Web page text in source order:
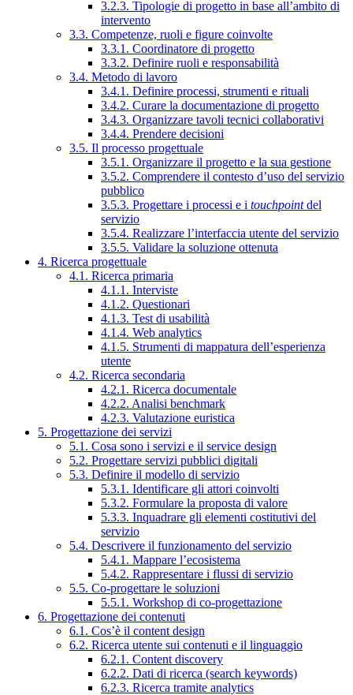
3.2.3. Tipologie di progetto in base all’ambito di
intervento
3.3. Competenze, ruoli e figure coinvolte
3.3.1. Coordinatore di progetto
3.3.2. Definire ruoli e responsabilità
3.4. Metodo di lavoro
3.4.1. Definire processi, strumenti e rituali
3.4.2. Curare la documentazione di progetto
3.4.3. Organizzare tavoli tecnici collaborativi
3.4.4. Prendere decisioni
3.5. Il processo progettuale
3.5.1. Organizzare il progetto e la sua gestione
3.5.2. Comprendere il contesto d’uso del servizio
pubblico
3.5.3. Progettare i processi e i touchpointdel
servizio
3.5.4. Realizzare l’interfaccia utente del servizio
3.5.5. Validare la soluzione ottenuta
4. Ricerca progettuale
4.1. Ricerca primaria
4.1.1. Interviste
4.1.2. Questionari
4.1.3. Test di usabilità
4.1.4. Web analytics
4.1.5. Strumenti di mappatura dell’esperienza
utente
4.2. Ricerca secondaria
4.2.1. Ricerca documentale
4.2.2. Analisi benchmark
4.2.3. Valutazione euristica
5. Progettazione dei servizi
5.1. Cosa sono i servizi e il service design
5.2. Progettare servizi pubblici digitali
5.3. Definire il modello di servizio
5.3.1. Identificare gli attori coinvolti
5.3.2. Formulare la proposta di valore
5.3.3. Inquadrare gli elementi costitutivi del
servizio
5.4. Descrivere il funzionamento del servizio
5.4.1. Mappare l’ecosistema
5.4.2. Rappresentare i flussi di servizio
5.5. Co-progettare le soluzioni
5.5.1. Workshop di co-progettazione
6. Progettazione dei contenuti
6.1. Cos’è il content design
6.2. Ricerca utente sui contenuti e il linguaggio
6.2.1. Content discovery
6.2.2. Dati di ricerca (search keywords)
6.2.3. Ricerca tramite analytics